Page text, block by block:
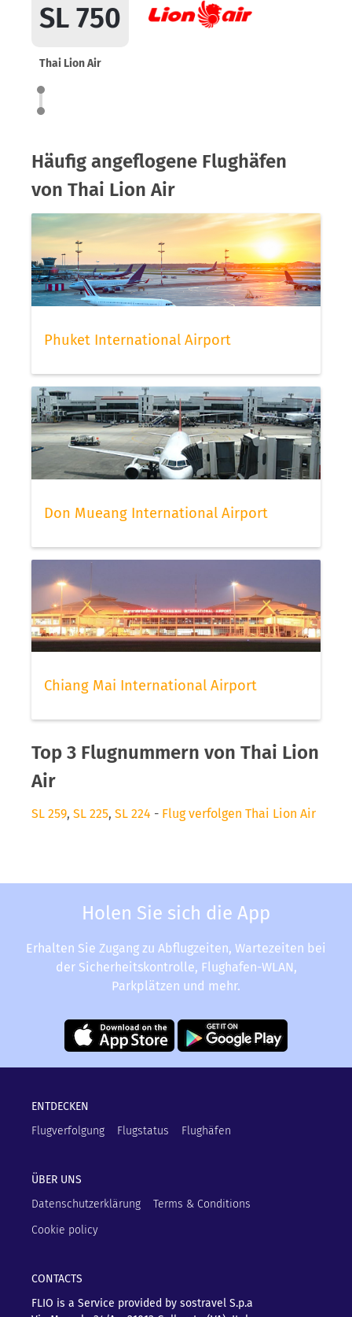
SL 750
Thai Lion Air
Häufig angeflogene Flughäfen
von Thai Lion Air
Phuket International Airport
Don Mueang International Airport
Chiang Mai International Airport
Top 3 Flugnummern von Thai Lion
Air
SL 259, SL 225, SL 224 - Flug verfolgen Thai Lion Air
Holen Sie sich die App
Erhalten Sie Zugang zu Abflugzeiten, Wartezeiten bei
der Sicherheitskontrolle, Flughafen-WLAN,
Parkplätzen und mehr.
ENTDECKEN
Flugverfolgung
Flugstatus Flughäfen
ÜBER UNS
Datenschutzerklärung
Terms & Conditions
Cookie policy
CONTACTS
FLIO is a Service provided by sostravel S.p.a